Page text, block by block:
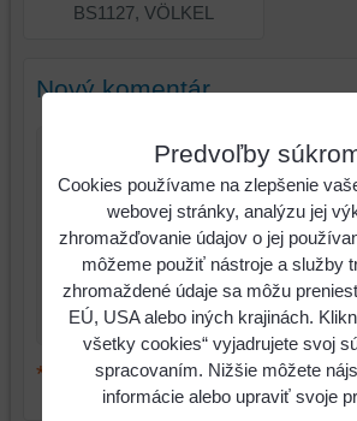
BS1127, VÖLKEL
Nový komentár
Komentár:*
* (Povinné)
Predvoľby
Cookies používame na zlepšenie
webovej stránky, analýzu jej
zhromažďovanie údajov o jej
môžeme použiť nástroje a služby
zhromaždené údaje sa môžu
EÚ, USA alebo iných krajinách.
všetky cookies“ vyjadrujete svoj
spracovaním. Nižšie môžete
informácie alebo upraviť svoje